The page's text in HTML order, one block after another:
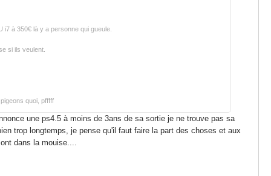
à 350€ là y a personne qui gueule.
si ils veulent.
quoi, pfffff
une ps4.5 à moins de 3ans de sa sortie je ne trouve pas sa
trop longtemps, je pense qu'il faut faire la part des choses et aux
dans la mouise....